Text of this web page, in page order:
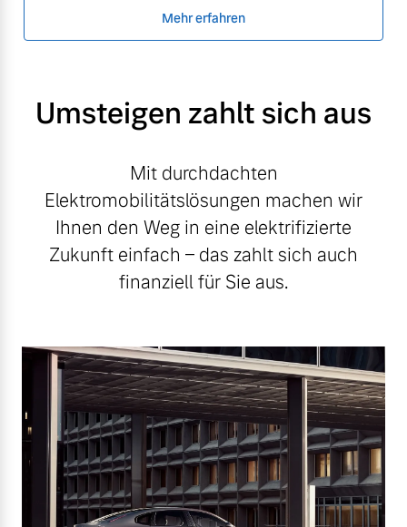
Mehr erfahren
Umsteigen zahlt sich aus
Mit durchdachten
Elektromobilitätslösungen machen wir
Ihnen den Weg in eine elektrifizierte
Zukunft einfach – das zahlt sich auch
finanziell für Sie aus.